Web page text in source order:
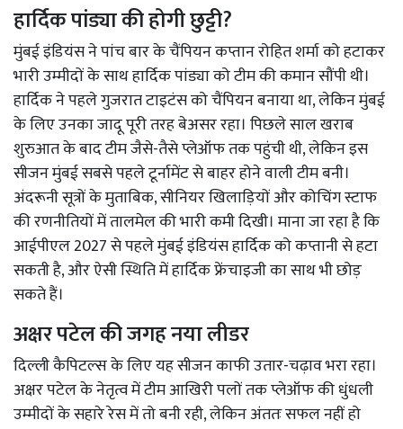
हार्दिक पांड्या की होगी छुट्टी?
मुंबई इंडियंस ने पांच बार के चैंपियन कप्तान रोहित शर्मा को हटाकर
भारी उम्मीदों के साथ हार्दिक पांड्या को टीम की कमान सौंपी थी।
हार्दिक ने पहले गुजरात टाइटंस को चैंपियन बनाया था, लेकिन मुंबई
के लिए उनका जादू पूरी तरह बेअसर रहा। पिछले साल खराब
शुरुआत के बाद टीम जैसे-तैसे प्लेऑफ तक पहुंची थी, लेकिन इस
सीजन मुंबई सबसे पहले टूर्नामेंट से बाहर होने वाली टीम बनी।
अंदरूनी सूत्रों के मुताबिक, सीनियर खिलाड़ियों और कोचिंग स्टाफ
की रणनीतियों में तालमेल की भारी कमी दिखी। माना जा रहा है कि
आईपीएल 2027 से पहले मुंबई इंडियंस हार्दिक को कप्तानी से हटा
सकती है, और ऐसी स्थिति में हार्दिक फ्रेंचाइजी का साथ भी छोड़
सकते हैं।
अक्षर पटेल की जगह नया लीडर
दिल्ली कैपिटल्स के लिए यह सीजन काफी उतार-चढ़ाव भरा रहा।
अक्षर पटेल के नेतृत्व में टीम आखिरी पलों तक प्लेऑफ की धुंधली
उम्मीदों के सहारे रेस में तो बनी रही, लेकिन अंततः सफल नहीं हो